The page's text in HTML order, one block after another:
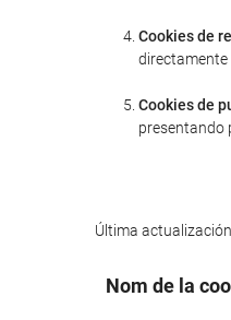
Cookies de
directamente
Cookies de
presentando
Última
Nom de la